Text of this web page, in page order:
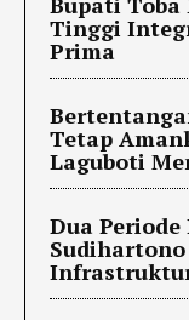
Tinggi
Prima
Tetap
Laguboti
Dua